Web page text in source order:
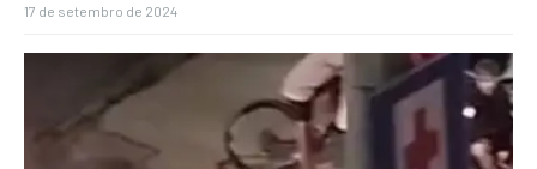
17 de setembro de 2024